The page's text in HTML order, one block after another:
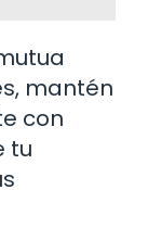
mantén
con
tu